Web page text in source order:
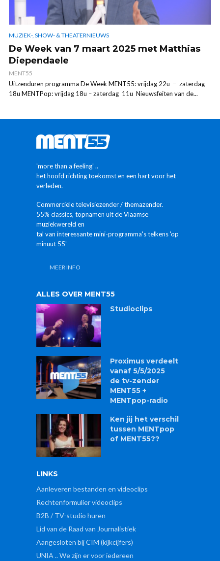
MUZIEK-, SHOW- & THEATERNIEUWS
De Week van 7 maart 2025 met Matthias
Diependaele
MENT55
Uitzenduren programma De Week MENT55: vrijdag 22u – zaterdag
18u MENTPop: vrijdag 18u – zaterdag 11u Nieuwsfeiten van de...
'more than a feeling' ..
het hoofd richting toekomst en een hart voor het
verleden.
Commerciële televisiezender / themazender.
55% classics, topnamen uit de Vlaamse
muziekwereld en
tal van interessante mini-programma's telkens 'op
minuut 55'
MEER INFO
ALLES OVER MENT55
Studioclips
Proximus verdeelt
vanaf 5/5/2025
de tv-zender
MENT55 +
MENTpop-radio
Ken jij het verschil
tussen MENTpop
of MENT55??
LINKS
Aanleveren bestanden en videoclips
Rechtenformulier videoclips
B2B / TV-studio huren
Lid van de Raad van Journalistiek
Aangesloten bij CIM (kijkcijfers)
UNIA .. We zijn er voor iedereen